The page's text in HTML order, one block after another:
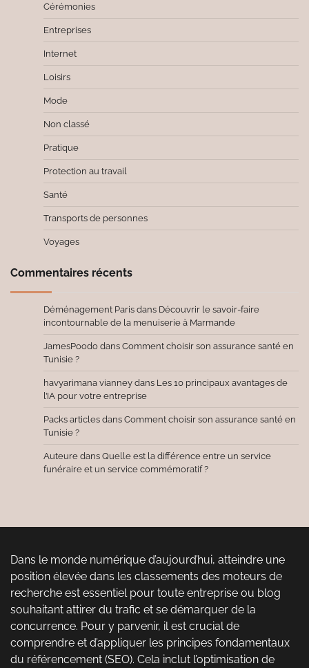
Cérémonies
Entreprises
Internet
Loisirs
Mode
Non classé
Pratique
Protection au travail
Santé
Transports de personnes
Voyages
Commentaires récents
Déménagement Paris dans Découvrir le savoir-faire
incontournable de la menuiserie à Marmande
JamesPoodo dans Comment choisir son assurance santé en
Tunisie ?
havyarimana vianney dans Les 10 principaux avantages de
l’IA pour votre entreprise
Packs articles dans Comment choisir son assurance santé en
Tunisie ?
Auteure dans Quelle est la différence entre un service
funéraire et un service commémoratif ?
Dans le monde numérique d’aujourd’hui, atteindre une
position élevée dans les classements des moteurs de
recherche est essentiel pour toute entreprise ou blog
souhaitant attirer du trafic et se démarquer de la
concurrence. Pour y parvenir, il est crucial de
comprendre et d’appliquer les principes fondamentaux
du référencement (SEO). Cela inclut l’optimisation de